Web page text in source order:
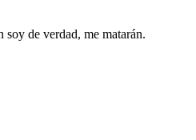
soy de verdad, me matarán.